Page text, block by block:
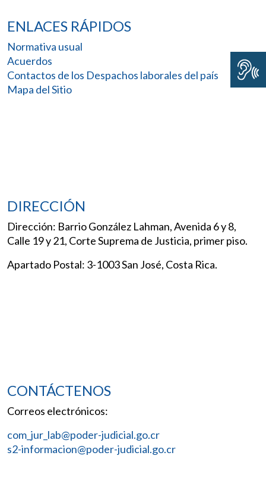
ENLACES RÁPIDOS
Normativa usual
Acuerdos
Contactos de los Despachos laborales del país
Mapa del Sitio
DIRECCIÓN
Dirección: Barrio González Lahman, Avenida 6 y 8,
Calle 19 y 21, Corte Suprema de Justicia, primer piso.
Apartado Postal: 3-1003 San José, Costa Rica.
CONTÁCTENOS
Correos electrónicos:
com_jur_lab@poder-judicial.go.cr
s2-informacion@poder-judicial.go.cr